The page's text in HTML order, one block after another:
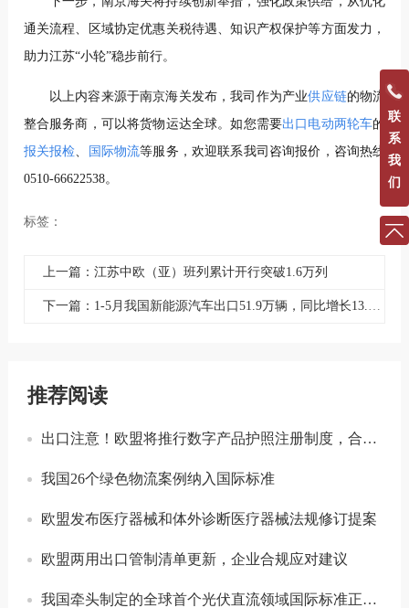
通关流程、区域协定优惠关税待遇、知识产权保护等方面发力，
助力江苏“小轮”稳步前行。
以上内容来源于南京海关发布，我司作为产业供应链的物流
整合服务商，可以将货物运达全球。如您需要出口电动两轮车的
报关报检
国际物流等服务，欢迎联系我司咨询报价，咨询热线
0510-66622538。
标签：
上一篇：江苏中欧（亚）班列累计开行突破1.6万列
推荐阅读
出口注意！欧盟将推行数字产品护照注册制度，合规门槛进一步提升！
我国26个绿色物流案例纳入国际标准
欧盟发布医疗器械和体外诊断医疗器械法规修订提案
欧盟两用出口管制清单更新，企业合规应对建议
我国牵头制定的全球首个光伏直流领域国际标准正式发布
联
系
我
们